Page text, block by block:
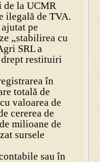
de la UCMR
ilegală de TVA.
pe
„stabilirea cu
SRL a
drept restituiri
în
totală de
valoarea de
cererea de
milioane de
sursele
sau în